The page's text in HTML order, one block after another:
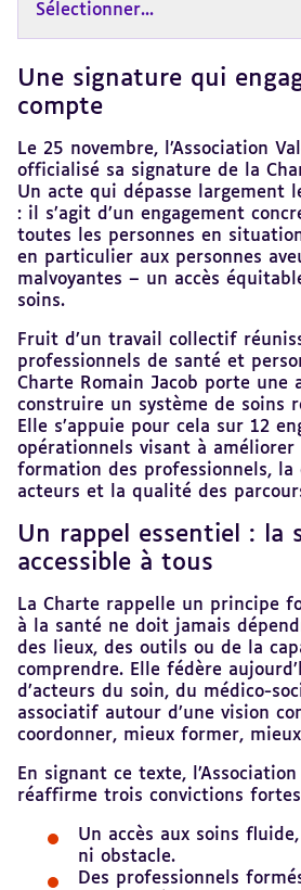
Sélectionner...
Une signature qui
compte
Le 25 novembre, l’Association
officialisé sa signature de la
Un acte qui dépasse largement
: il s’agit d’un engagement
toutes les personnes en
en particulier aux personnes
malvoyantes – un accès
soins.
Fruit d’un travail collectif
professionnels de santé et
Charte Romain Jacob porte une
construire un système de soins
Elle s’appuie pour cela sur 12
opérationnels visant à améliorer
formation des professionnels, la
acteurs et la qualité des
Revenir
au
sommaire
Un rappel essentiel : la
accessible à tous
La Charte rappelle un principe
à la santé ne doit jamais
des lieux, des outils ou de la
comprendre. Elle fédère
d’acteurs du soin, du médico-
associatif autour d’une vision
coordonner, mieux former,
En signant ce texte,
réaffirme trois convictions
Un accès aux soins
ni obstacle.
Des professionnels
Revenir
au
sommaire